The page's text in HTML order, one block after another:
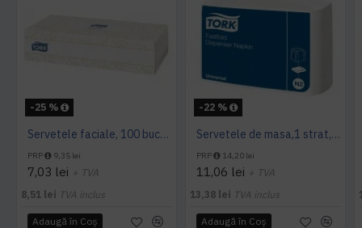
-25 %
Servetele faciale, 100 bucati / pachet, Tork
PRP 9,35 lei
7,03 lei + TVA
8,51 lei TVA inclus
Adaugă în Coş
-22 %
Servetele de masa,1 strat, Tork, 300 buc/pachet
PRP 14,20 lei
11,06 lei + TVA
13,38 lei TVA inclus
Adaugă în Coş